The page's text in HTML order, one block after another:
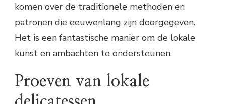
komen over de traditionele methoden en
patronen die eeuwenlang zijn doorgegeven.
Het is een fantastische manier om de lokale
kunst en ambachten te ondersteunen.
Proeven van lokale